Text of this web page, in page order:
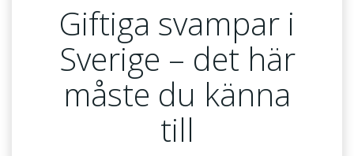
Giftiga svampar i
Sverige – det här
måste du känna
till